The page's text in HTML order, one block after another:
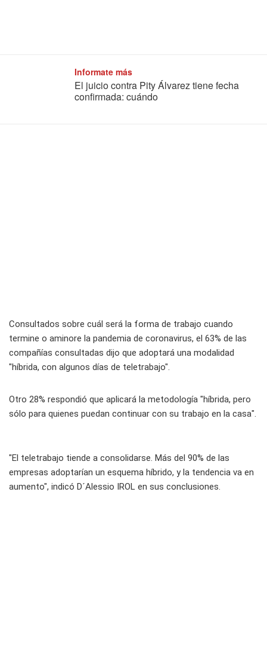
Informate más
El juicio contra Pity Álvarez tiene fecha
confirmada: cuándo
Consultados sobre cuál será la forma de trabajo cuando
termine o aminore la pandemia de coronavirus, el 63% de las
compañías consultadas dijo que adoptará una modalidad
"híbrida, con algunos días de teletrabajo".
Otro 28% respondió que aplicará la metodología "híbrida, pero
sólo para quienes puedan continuar con su trabajo en la casa".
"El teletrabajo tiende a consolidarse. Más del 90% de las
empresas adoptarían un esquema híbrido, y la tendencia va en
aumento", indicó D´Alessio IROL en sus conclusiones.